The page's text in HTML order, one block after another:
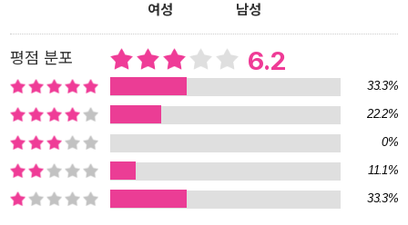
주한다는 점에서 ‘민주화 이후의 민주주의’ 체제에 적응하지 못하는
전형적인 운동권 발상”이라고 비판한다. 셋째, 선거보다 중요한 게
‘인권’이라고 보기 때문이다. 현재 일부 야권 지지자들은 자신과 의견
이 다른 상대에게 온갖 모욕과 적대를 표출하고 있다. ‘사람’에 대한
모욕부터 ‘지역’(호남)에 대한 모멸까지 전방위적이다. 강준만 교수는
한국 정치의 고질적 폐단이자 야당 분당의 주된 원인으로 ‘정치의 종
교화, 인물중심주의, 지도자 숭배’를 거론한다. ‘정책’과 ‘이슈’보단 자
신이 추종하는 인물 중심으로 모든 걸 환원하는 행태가 정치를 피폐
하게 만들고, 소통과 화합을 불가능하게 만드는 주범이라고 지적한
여성
남성
평점 분포 6.2
33.3%
22.2%
0%
11.1%
33.3%